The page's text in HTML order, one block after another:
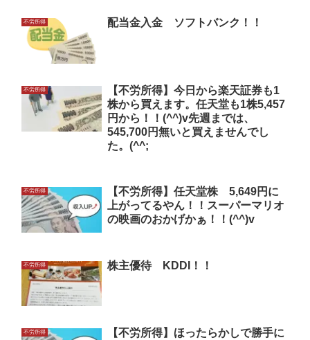
不労所得 配当金入金 ソフトバンク！！
不労所得
【不労所得】今日から楽天証券も1
株から買えます。任天堂も1株5,457
円から！！(^^)v先週までは、
545,700円無いと買えませんでし
た。(^^;
不労所得
【不労所得】任天堂株 5,649円に
上がってるやん！！スーパーマリオ
の映画のおかげかぁ！！(^^)v
不労所得 株主優待 KDDI！！
不労所得
【不労所得】ほったらかしで勝手に